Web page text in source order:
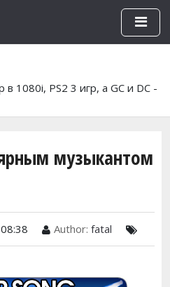
Перейти к основному
1080i, PS2 3 игр, а GC и DC -
музыкантом
Author: fatal